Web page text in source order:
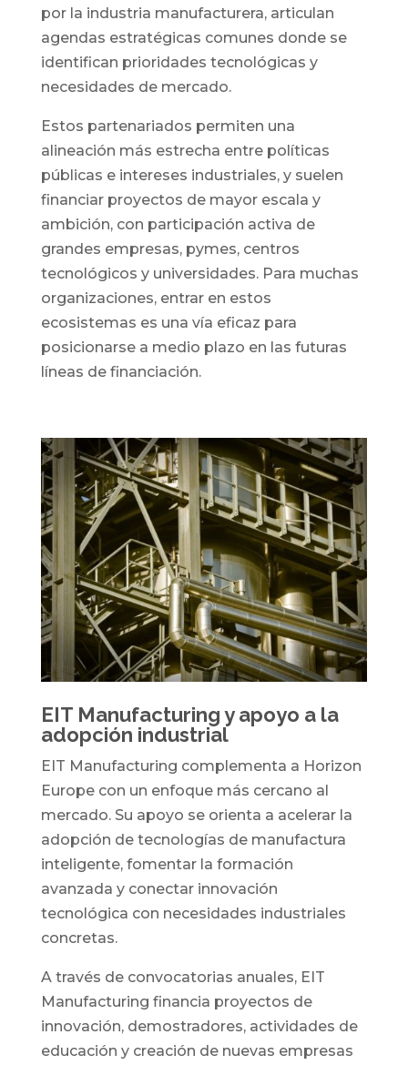
por la industria manufacturera, articulan
agendas estratégicas comunes donde se
identifican prioridades tecnológicas y
necesidades de mercado.
Estos partenariados permiten una
alineación más estrecha entre políticas
públicas e intereses industriales, y suelen
financiar proyectos de mayor escala y
ambición, con participación activa de
grandes empresas, pymes, centros
tecnológicos y universidades. Para muchas
organizaciones, entrar en estos
ecosistemas es una vía eficaz para
posicionarse a medio plazo en las futuras
líneas de financiación.
EIT Manufacturing y apoyo a la
adopción industrial
EIT Manufacturing complementa a Horizon
Europe con un enfoque más cercano al
mercado. Su apoyo se orienta a acelerar la
adopción de tecnologías de manufactura
inteligente, fomentar la formación
avanzada y conectar innovación
tecnológica con necesidades industriales
concretas.
A través de convocatorias anuales, EIT
Manufacturing financia proyectos de
innovación, demostradores, actividades de
educación y creación de nuevas empresas